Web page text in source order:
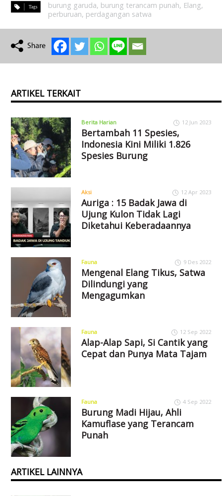
burung garuda, burung terancam punah, Elang,
perburuan, perdagangan satwa
ARTIKEL TERKAIT
Berita Harian 12 Jun 2023
Bertambah 11 Spesies,
Indonesia Kini Miliki 1.826
Spesies Burung
Aksi 12 Apr 2023
Auriga : 15 Badak Jawa di
Ujung Kulon Tidak Lagi
Diketahui Keberadaannya
Fauna 9 Des 2022
Mengenal Elang Tikus, Satwa
Dilindungi yang
Mengagumkan
Fauna 12 Sep 2022
Alap-Alap Sapi, Si Cantik yang
Cepat dan Punya Mata Tajam
Fauna 4 Sep 2022
Burung Madi Hijau, Ahli
Kamuflase yang Terancam
Punah
ARTIKEL LAINNYA